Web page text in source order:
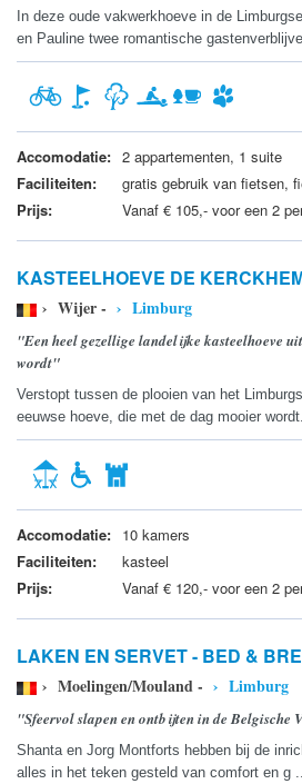
In deze oude vakwerkhoeve in de
en Pauline twee romantische
Accomodatie: 2 appartementen, 1 suite
Faciliteiten:
gratis gebruik van fietsen,
Prijs:
Vanaf € 105,- voor een 2
KASTEELHOEVE DE
› Wijer - › Limburg
"Een heel gezellige landelijke kasteelhoeve
wordt"
Verstopt tussen de plooien van het
eeuwse hoeve, die met de dag mooier
Accomodatie: 10 kamers
Faciliteiten:
kasteel
Prijs:
Vanaf € 120,- voor een 2
LAKEN EN SERVET - BED &
› Moelingen/Mouland - › Limburg
"Sfeervol slapen en ontbijten in de Belgische
Shanta en Jorg Montforts hebben bij de
alles in het teken gesteld van comfort en g